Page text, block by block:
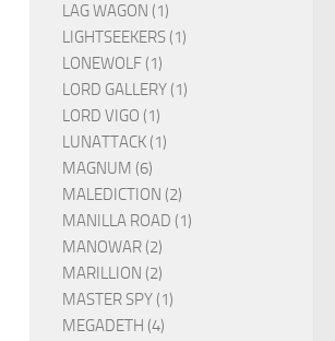
LAG WAGON (1)
LIGHTSEEKERS (1)
LONEWOLF (1)
LORD GALLERY (1)
LORD VIGO (1)
LUNATTACK (1)
MAGNUM (6)
MALEDICTION (2)
MANILLA ROAD (1)
MANOWAR (2)
MARILLION (2)
MASTER SPY (1)
MEGADETH (4)